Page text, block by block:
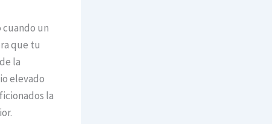
cuando un
que tu
la
elevado
la